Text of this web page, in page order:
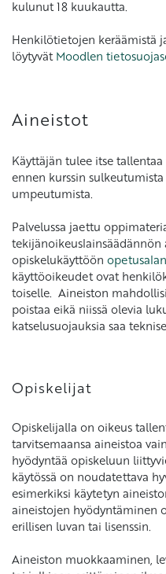
kulunut 18 kuukautta.
Henkilötietojen keräämistä
löytyvätMoodlen
Aineistot
Käyttäjän tulee itse
ennen kurssin
umpeutumista.
Palvelussa jaettu
opiskelukäyttöön
käyttöoikeudet ovat
toiselle. Aineiston
poistaa eikä niissä olevia
katselusuojauksia saa
Opiskelijat
Opiskelijalla on oikeus
tarvitsemaansa aineistoa
hyödyntää opiskeluun
käytössä on noudatettava
esimerkiksi käytetyn
aineistojen hyödyntäminen
erillisen luvan tai lisenssin.
Aineiston muokkaaminen,